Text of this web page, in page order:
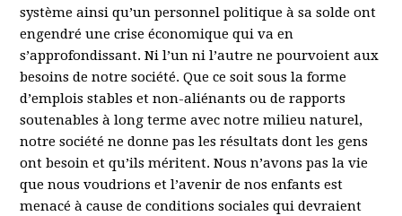
système ainsi qu’un personnel politique à sa solde ont
engendré une crise économique qui va en
s’approfondissant. Ni l’un ni l’autre ne pourvoient aux
besoins de notre société. Que ce soit sous la forme
d’emplois stables et non-aliénants ou de rapports
soutenables à long terme avec notre milieu naturel,
notre société ne donne pas les résultats dont les gens
ont besoin et qu’ils méritent. Nous n’avons pas la vie
que nous voudrions et l’avenir de nos enfants est
menacé à cause de conditions sociales qui devraient